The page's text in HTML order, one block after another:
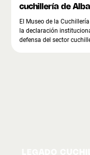
cuchillería de
El Museo de la
la declaración
defensa del sector